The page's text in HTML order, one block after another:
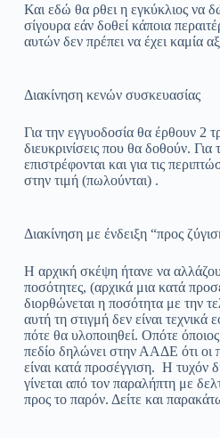
Και εδώ θα ρθει η εγκύκλιος να
σίγουρα εάν δοθεί κάποια
αυτών δεν πρέπει να έχει καμία
Διακίνηση κενών συσκευασίας
Για την εγγυοδοσία θα έρθουν 2
διευκρινίσεις που θα δοθούν.
επιστρέφονται και για τις
στην τιμή (πωλούνται) .
Διακίνηση με ένδειξη “προς
Η αρχική σκέψη ήτανε να
ποσότητες, (αρχικά μια κατά
διορθώνεται η ποσότητα με την
αυτή τη στιγμή δεν είναι τεχνικά
πότε θα υλοποιηθεί. Οπότε
πεδίο δηλώνει στην ΑΑΔΕ ότι οι
είναι κατά προσέγγιση. Η τυχόν
γίνεται από τον παραλήπτη με
προς το παρόν. Δείτε και